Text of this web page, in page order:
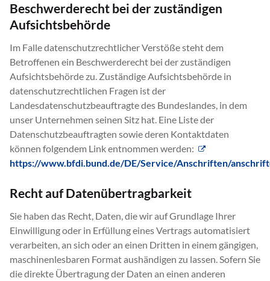
Beschwerderecht bei der zuständigen
Aufsichtsbehörde
Im Falle datenschutzrechtlicher Verstöße steht dem
Betroffenen ein Beschwerderecht bei der zuständigen
Aufsichtsbehörde zu. Zuständige Aufsichtsbehörde in
datenschutzrechtlichen Fragen ist der
Landesdatenschutzbeauftragte des Bundeslandes, in dem
unser Unternehmen seinen Sitz hat. Eine Liste der
Datenschutzbeauftragten sowie deren Kontaktdaten
können folgendem Link entnommen werden:
https://www.bfdi.bund.de/DE/Service/Anschriften/
Recht auf Datenübertragbarkeit
Sie haben das Recht, Daten, die wir auf Grundlage Ihrer
Einwilligung oder in Erfüllung eines Vertrags automatisiert
verarbeiten, an sich oder an einen Dritten in einem gängigen,
maschinenlesbaren Format aushändigen zu lassen. Sofern Sie
die direkte Übertragung der Daten an einen anderen